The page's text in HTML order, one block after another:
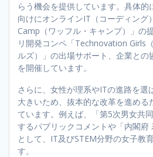
らう機会を提供しています。具体的
向けにオンラインIT（コーディング
Camp（ワッフル・キャンプ）」の
リ開発コンペ「Technovation Girls
ルズ）」の出場サポート、企業との
を開催しています。
さらに、女性が理系やITの進路を選
大きいため、抜本的な改革を進める
ています。例えば、「第5次男女共
するパブリックコメントや「内閣府
として、IT及びSTEM分野の女子教
す。